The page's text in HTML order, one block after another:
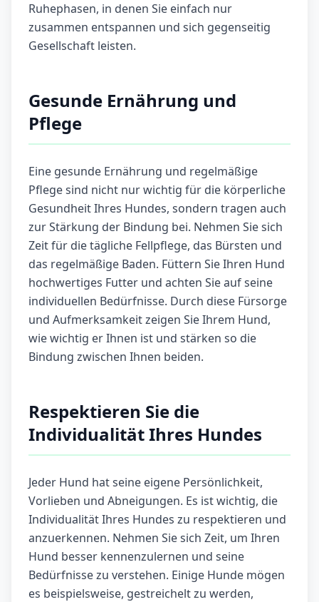
Ruhephasen, in denen Sie einfach nur
zusammen entspannen und sich gegenseitig
Gesellschaft leisten.
Gesunde Ernährung und
Pflege
Eine gesunde Ernährung und regelmäßige
Pflege sind nicht nur wichtig für die körperliche
Gesundheit Ihres Hundes, sondern tragen auch
zur Stärkung der Bindung bei. Nehmen Sie sich
Zeit für die tägliche Fellpflege, das Bürsten und
das regelmäßige Baden. Füttern Sie Ihren Hund
hochwertiges Futter und achten Sie auf seine
individuellen Bedürfnisse. Durch diese Fürsorge
und Aufmerksamkeit zeigen Sie Ihrem Hund,
wie wichtig er Ihnen ist und stärken so die
Bindung zwischen Ihnen beiden.
Respektieren Sie die
Individualität Ihres Hundes
Jeder Hund hat seine eigene Persönlichkeit,
Vorlieben und Abneigungen. Es ist wichtig, die
Individualität Ihres Hundes zu respektieren und
anzuerkennen. Nehmen Sie sich Zeit, um Ihren
Hund besser kennenzulernen und seine
Bedürfnisse zu verstehen. Einige Hunde mögen
es beispielsweise, gestreichelt zu werden,